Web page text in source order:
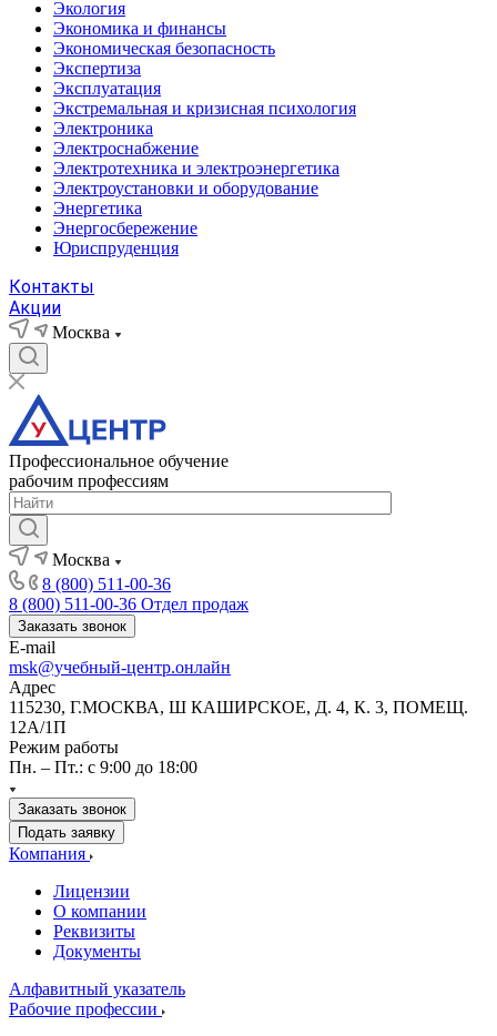
Экология
Экономика и финансы
Экономическая безопасность
Экспертиза
Эксплуатация
Экстремальная и кризисная психология
Электроника
Электроснабжение
Электротехника и электроэнергетика
Электроустановки и оборудование
Энергетика
Энергосбережение
Юриспруденция
Контакты
Акции
Москва
Профессиональное обучение
рабочим профессиям
Москва
8 (800) 511-00-36
8 (800) 511-00-36 Отдел продаж
Заказать звонок
E-mail
msk@учебный-центр.онлайн
Адрес
115230, Г.МОСКВА, Ш КАШИРСКОЕ, Д. 4, К. 3, ПОМЕЩ.
12А/1П
Режим работы
Пн. – Пт.: с 9:00 до 18:00
Заказать звонок
Подать заявку
Компания
Лицензии
О компании
Реквизиты
Документы
Алфавитный указатель
Рабочие профессии